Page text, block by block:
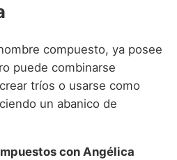
compuesto, ya posee
puede combinarse
tríos o usarse como
un abanico de
con Angélica